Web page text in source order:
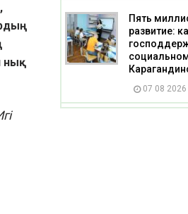
Пять
развитие:
07 08 2026